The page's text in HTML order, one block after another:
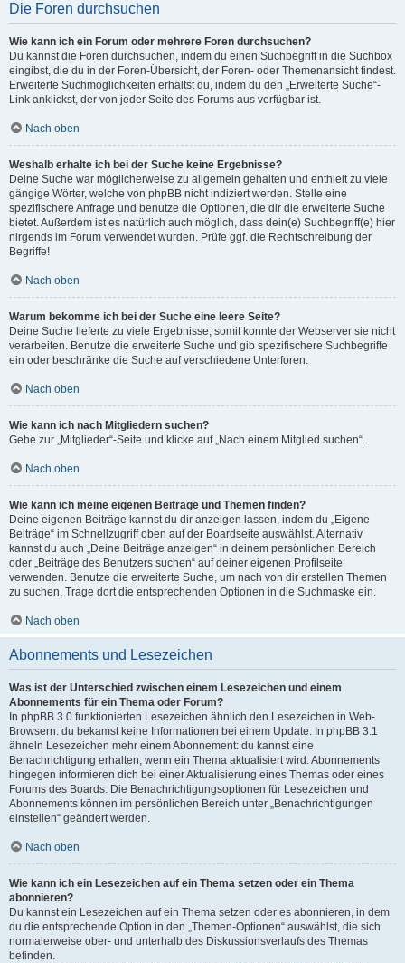
Die Foren durchsuchen
Wie kann ich ein Forum oder mehrere Foren durchsuchen?
Du kannst die Foren durchsuchen, indem du einen Suchbegriff in die Suchbox
eingibst, die du in der Foren-Übersicht, der Foren- oder Themenansicht findest.
Erweiterte Suchmöglichkeiten erhältst du, indem du den „Erweiterte Suche“-
Link anklickst, der von jeder Seite des Forums aus verfügbar ist.
Nach oben
Weshalb erhalte ich bei der Suche keine Ergebnisse?
Deine Suche war möglicherweise zu allgemein gehalten und enthielt zu viele
gängige Wörter, welche von phpBB nicht indiziert werden. Stelle eine
spezifischere Anfrage und benutze die Optionen, die dir die erweiterte Suche
bietet. Außerdem ist es natürlich auch möglich, dass dein(e) Suchbegriff(e) hier
nirgends im Forum verwendet wurden. Prüfe ggf. die Rechtschreibung der
Begriffe!
Nach oben
Warum bekomme ich bei der Suche eine leere Seite?
Deine Suche lieferte zu viele Ergebnisse, somit konnte der Webserver sie nicht
verarbeiten. Benutze die erweiterte Suche und gib spezifischere Suchbegriffe
ein oder beschränke die Suche auf verschiedene Unterforen.
Nach oben
Wie kann ich nach Mitgliedern suchen?
Gehe zur „Mitglieder“-Seite und klicke auf „Nach einem Mitglied suchen“.
Nach oben
Wie kann ich meine eigenen Beiträge und Themen finden?
Deine eigenen Beiträge kannst du dir anzeigen lassen, indem du „Eigene
Beiträge“ im Schnellzugriff oben auf der Boardseite auswählst. Alternativ
kannst du auch „Deine Beiträge anzeigen“ in deinem persönlichen Bereich
oder „Beiträge des Benutzers suchen“ auf deiner eigenen Profilseite
verwenden. Benutze die erweiterte Suche, um nach von dir erstellen Themen
zu suchen. Trage dort die entsprechenden Optionen in die Suchmaske ein.
Nach oben
Abonnements und Lesezeichen
Was ist der Unterschied zwischen einem Lesezeichen und einem
Abonnements für ein Thema oder Forum?
In phpBB 3.0 funktionierten Lesezeichen ähnlich den Lesezeichen in Web-
Browsern: du bekamst keine Informationen bei einem Update. In phpBB 3.1
ähneln Lesezeichen mehr einem Abonnement: du kannst eine
Benachrichtigung erhalten, wenn ein Thema aktualisiert wird. Abonnements
hingegen informieren dich bei einer Aktualisierung eines Themas oder eines
Forums des Boards. Die Benachrichtigungsoptionen für Lesezeichen und
Abonnements können im persönlichen Bereich unter „Benachrichtigungen
einstellen“ geändert werden.
Nach oben
Wie kann ich ein Lesezeichen auf ein Thema setzen oder ein Thema
abonnieren?
Du kannst ein Lesezeichen auf ein Thema setzen oder es abonnieren, in dem
du die entsprechende Option in den „Themen-Optionen“ auswählst, die sich
normalerweise ober- und unterhalb des Diskussionsverlaufs des Themas
befinden.